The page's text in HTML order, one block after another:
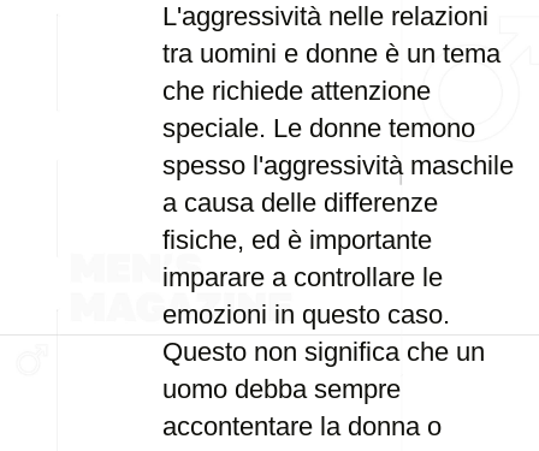
L'aggressività nelle relazioni
tra uomini e donne è un tema
che richiede attenzione
speciale. Le donne temono
spesso l'aggressività maschile
a causa delle differenze
fisiche, ed è importante
imparare a controllare le
emozioni in questo caso.
Questo non significa che un
uomo debba sempre
accontentare la donna o